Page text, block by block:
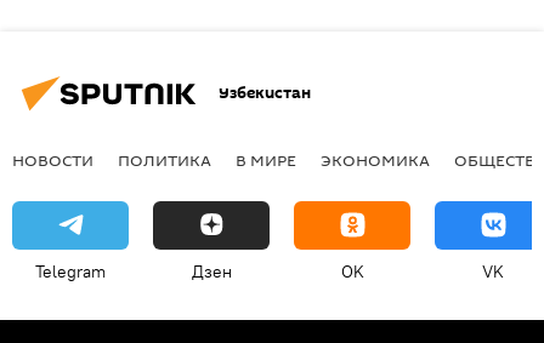
Узбекистан
НОВОСТИ ПОЛИТИКА В МИРЕ ЭКОНОМИКА
Telegram Дзен OK VK